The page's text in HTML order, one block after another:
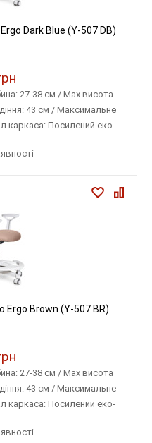
Dark Blue (Y-507 DB)
27-38 см / Max висота
43 см / Максимальне
каркаса: Посилений еко-
Ergo Brown (Y-507 BR)
27-38 см / Max висота
43 см / Максимальне
каркаса: Посилений еко-